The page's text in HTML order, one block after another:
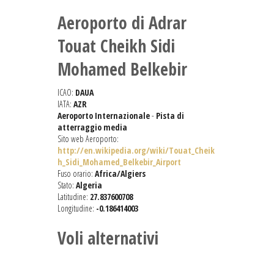
Aeroporto di Adrar
Touat Cheikh Sidi
Mohamed Belkebir
ICAO: DAUA
IATA: AZR
Aeroporto Internazionale- Pista di
atterraggio media
Sito web Aeroporto:
http://en.wikipedia.org/wiki/Touat_Cheik
h_Sidi_Mohamed_Belkebir_Airport
Fuso orario: Africa/Algiers
Stato: Algeria
Latitudine: 27.837600708
Longitudine: -0.186414003
Voli alternativi